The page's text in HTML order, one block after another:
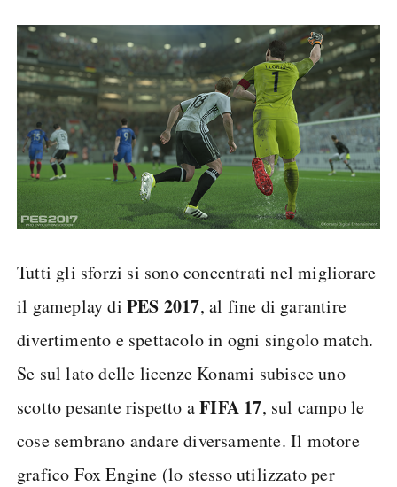
Tutti gli sforzi si sono concentrati nel migliorare
il gameplay di PES 2017, al fine di garantire
divertimento e spettacolo in ogni singolo match.
Se sul lato delle licenze Konami subisce uno
scotto pesante rispetto aFIFA 17, sul campo le
cose sembrano andare diversamente. Il motore
grafico Fox Engine (lo stesso utilizzato per